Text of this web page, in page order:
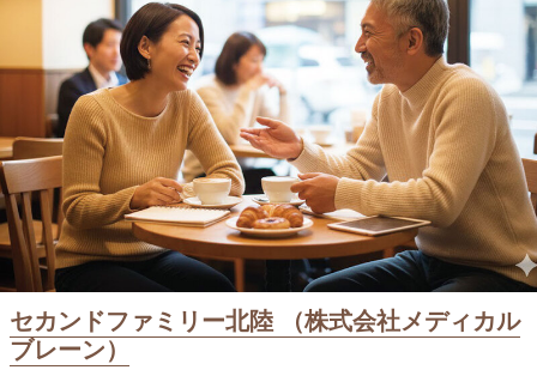
セカンドファミリー北陸 （株式会社メディカル
ブレーン）